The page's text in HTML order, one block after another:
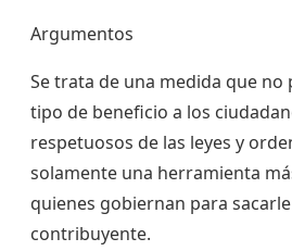
Argumentos
Se trata de una medida que
tipo de beneficio a los
respetuosos de las leyes y
solamente una herramienta
quienes gobiernan para
contribuyente.